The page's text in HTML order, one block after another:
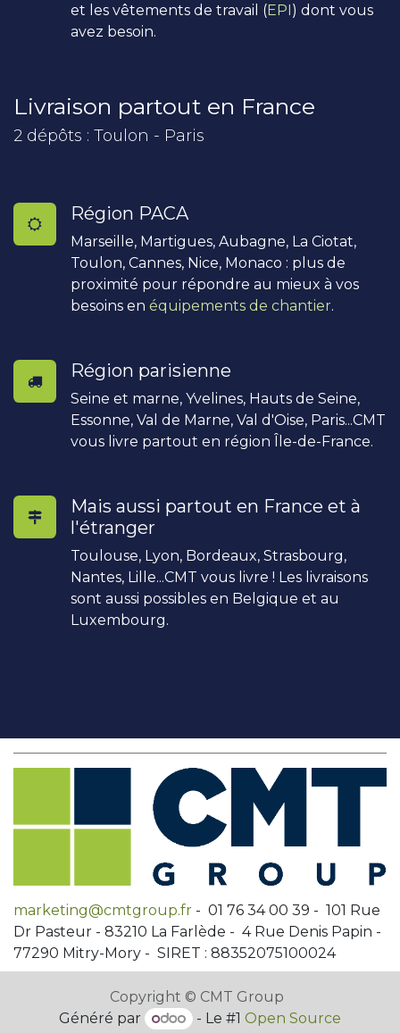
et les vêtements de travail (EPI) dont vous
avez besoin.
Livraison partout en France
2 dépôts : Toulon - Paris
Région PACA
Marseille, Martigues, Aubagne, La Ciotat,
Toulon, Cannes, Nice, Monaco : plus de
proximité pour répondre au mieux à vos
besoins en équipements de chantier.
Région parisienne
Seine et marne, Yvelines, Hauts de Seine,
Essonne, Val de Marne, Val d'Oise, Paris...CMT
vous livre partout en région Île-de-France.
Mais aussi partout en France et à
l'étranger
Toulouse, Lyon, Bordeaux, Strasbourg,
Nantes, Lille...CMT vous livre ! Les livraisons
sont aussi possibles en Belgique et au
Luxembourg.
marketing@cmtgroup.fr - 01 76 34 00 39 - 101 Rue
Dr Pasteur - 83210 La Farlède - 4 Rue Denis Papin -
77290 Mitry-Mory - SIRET : 88352075100024
Copyright © CMT Group
Généré par
- Le #1Open Source